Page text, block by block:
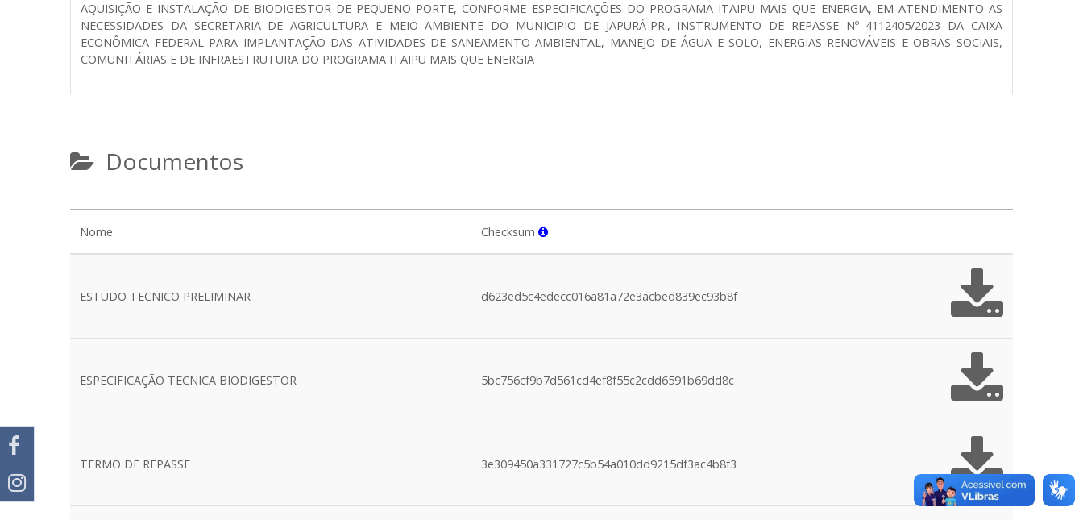
AQUISIÇÃO E INSTALAÇÃO DE BIODIGESTOR DE PEQUENO PORTE, CONFORME ESPECIFICAÇÕES DO PROGRAMA ITAIPU MAIS QUE ENERGIA, EM ATENDIMENTO AS
NECESSIDADES DA SECRETARIA DE AGRICULTURA E MEIO AMBIENTE DO MUNICIPIO DE JAPURÁ-PR., INSTRUMENTO DE REPASSE Nº 4112405/2023 DA CAIXA
ECONÔMICA FEDERAL PARA IMPLANTAÇÃO DAS ATIVIDADES DE SANEAMENTO AMBIENTAL, MANEJO DE ÁGUA E SOLO, ENERGIAS RENOVÁVEIS E OBRAS SOCIAIS,
COMUNITÁRIAS E DE INFRAESTRUTURA DO PROGRAMA ITAIPU MAIS QUE ENERGIA
Documentos
Nome Checksum
ESTUDO TECNICO PRELIMINAR d623ed5c4edecc016a81a72e3acbed839ec93b8f
ESPECIFICAÇÃO TECNICA BIODIGESTOR 5bc756cf9b7d561cd4ef8f55c2cdd6591b69dd8c
TERMO DE REPASSE 3e309450a331727c5b54a010dd9215df3ac4b8f3